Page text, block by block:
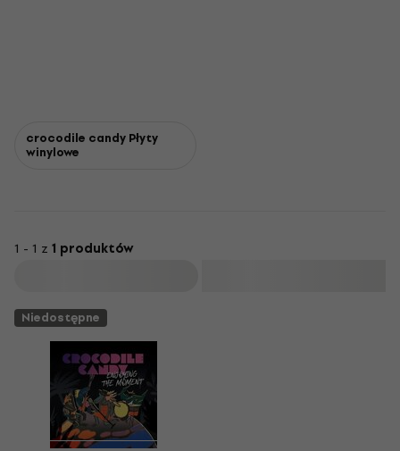
crocodile candy Płyty
winylowe
1 - 1 z 1 produktów
Niedostępne